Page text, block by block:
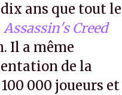
ans que tout le
Assassin's Creed
Il a même
de la
000 joueurs et